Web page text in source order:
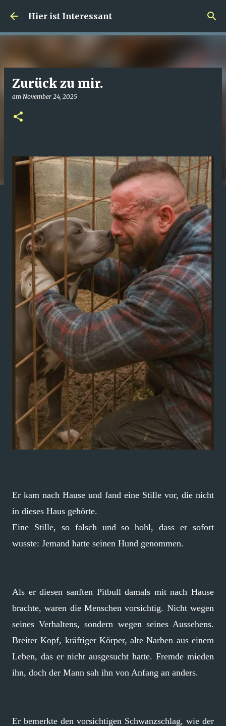
Direkt zum Hauptbereich
Hier ist Interessant
Zurück zu mir.
am November 24, 2025
Er kam nach Hause und fand eine Stille vor, die nicht
in dieses Haus gehörte.
Eine Stille, so falsch und so hohl, dass er sofort
wusste: Jemand hatte seinen Hund genommen.
Als er diesen sanften Pitbull damals mit nach Hause
brachte, waren die Menschen vorsichtig. Nicht wegen
seines Verhaltens, sondern wegen seines Aussehens.
Breiter Kopf, kräftiger Körper, alte Narben aus einem
Leben, das er nicht ausgesucht hatte. Fremde mieden
ihn, doch der Mann sah ihn von Anfang an anders.
Er bemerkte den vorsichtigen Schwanzschlag, wie der